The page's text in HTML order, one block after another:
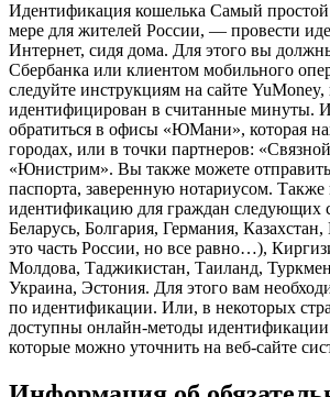
Идентификация кошелька Самый простой
мере для жителей России, — провести
Интернет, сидя дома. Для этого вы
Сбербанка или клиентом мобильного
следуйте инструкциям на сайте YuMoney,
идентифицирован в считанные минуты.
обратиться в офисы «ЮМани», которая
городах, или в точки партнеров:
«Юнистрим». Вы также можете
паспорта, заверенную нотариусом.
идентификацию для граждан следующих
Беларусь, Болгария, Германия,
это часть России, но все равно…),
Молдова, Таджикистан, Таиланд,
Украина, Эстония. Для этого вам
по идентификации. Или, в некоторых
доступны онлайн-методы идентификации
которые можно уточнить на веб-сайте